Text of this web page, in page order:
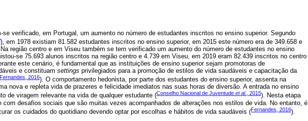
se verificado, em Portugal, um aumento no número de estudantes inscritos no ensino superior. Segundo
), em 1978 existiam 81.582 estudantes inscritos no ensino superior, em 2015 este número era de 349.658 e
região centro e em Viseu também se tem verificado um aumento do número de estudantes no ensino
se 75.693 alunos inscritos na região centro e 4.739 em Viseu, em 2019 eram 82.439 inscritos no centro
este cenário, é fundamental que as instituições de ensino superior sejam promotoras de
e constituam settings privilegiados para a promoção de estilos de vida saudáveis e capacitação da
Fernandes, 2016). O comportamento hedonista, por parte dos estudantes do ensino superior, assenta na
nova e repleta vida de prazeres e felicidade imediatos nas suas horas de diversão. A entrada no ensino
de viragem relevante na vida de qualquer estudante (Conselho Nacional de Juventude et al., 2015). Nesta etapa
com desafios sociais que são muitas vezes acompanhados de alterações nos estilos de vida. No entanto, é
os cuidados do quotidiano devendo optar por escolhas e hábitos de vida saudáveis (Fernandes, 2016).